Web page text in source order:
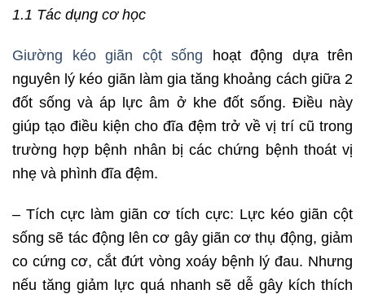
1.1 Tác dụng cơ học
Giường kéo giãn cột sống hoạt động dựa trên
nguyên lý kéo giãn làm gia tăng khoảng cách giữa 2
đốt sống và áp lực âm ở khe đốt sống. Điều này
giúp tạo điều kiện cho đĩa đệm trở về vị trí cũ trong
trường hợp bệnh nhân bị các chứng bệnh thoát vị
nhẹ và phình đĩa đệm.
– Tích cực làm giãn cơ tích cực: Lực kéo giãn cột
sống sẽ tác động lên cơ gây giãn cơ thụ động, giảm
co cứng cơ, cắt đứt vòng xoáy bệnh lý đau. Nhưng
nếu tăng giảm lực quá nhanh sẽ dễ gây kích thích